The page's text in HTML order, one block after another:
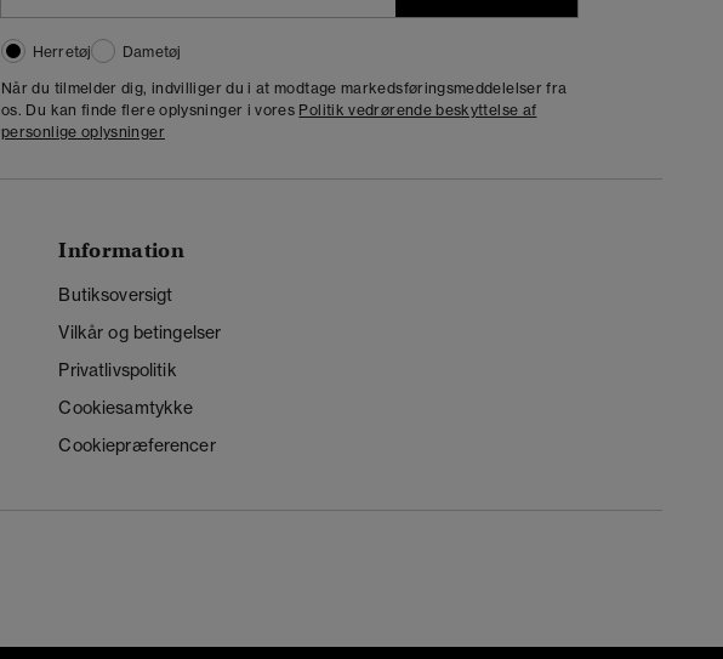
Herretøj
Dametøj
Når du tilmelder dig, indvilliger du i at modtage markedsføringsmeddelelser fra
os. Du kan finde flere oplysninger i vores Politik vedrørende beskyttelse af
personlige oplysninger
Information
Butiksoversigt
Vilkår og betingelser
Privatlivspolitik
Cookiesamtykke
Cookiepræferencer